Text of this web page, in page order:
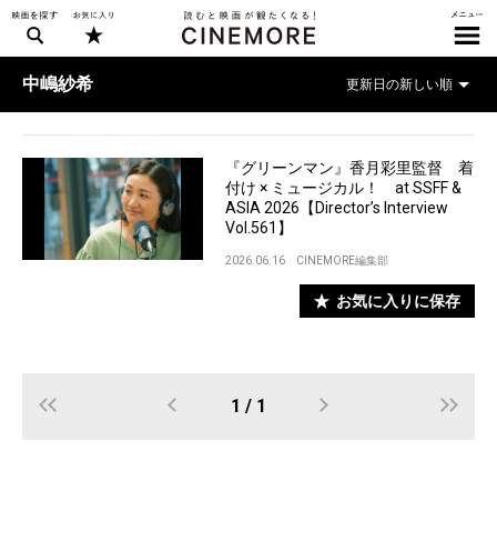
中嶋紗希
『グリーンマン』香月彩里監督 着
付け × ミュージカル！ at SSFF &
ASIA 2026【Director’s Interview
Vol.561】
2026.06.16 CINEMORE編集部
お気に入りに保存
1 / 1